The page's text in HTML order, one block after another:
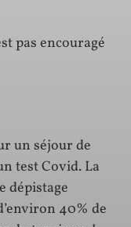
pas encouragé
un séjour de
test Covid. La
dépistage
40% de